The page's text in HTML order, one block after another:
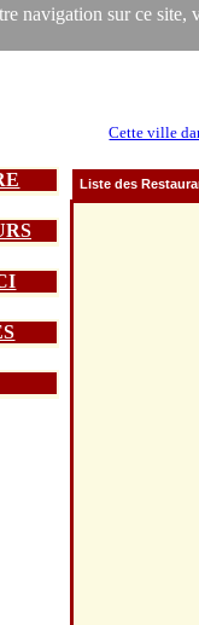
navigation sur ce site,
Cette ville
Liste des